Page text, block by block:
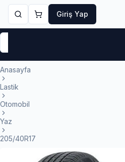
Giriş Yap
Anasayfa
Lastik
Otomobil
Yaz
205/40R17